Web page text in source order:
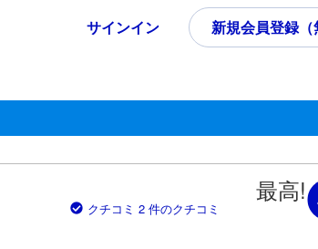
サインイン 新規会員登録（
最高!
クチコミ 2 件のクチコミ